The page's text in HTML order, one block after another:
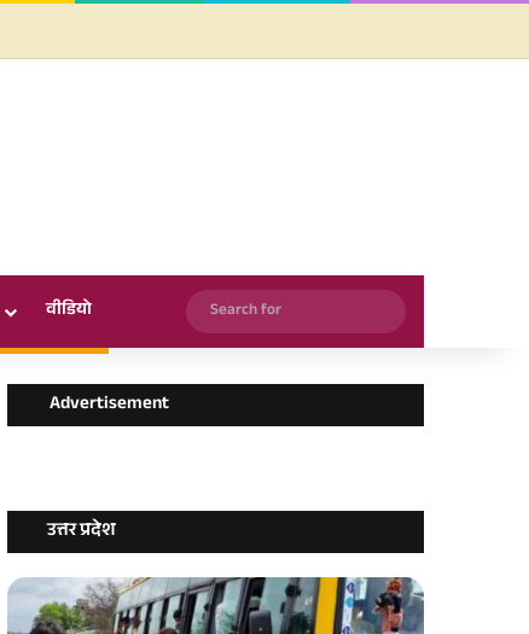
वीडियो
Search
for
Advertisement
उत्तर प्रदेश